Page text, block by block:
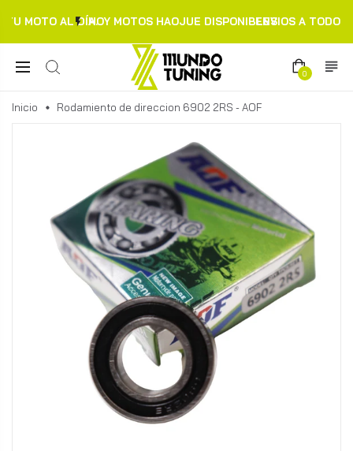
TU MOTO AL DÍA.HOY MOTOS HAOJUE DISPONIBLESENVIOS A TODO
0
Inicio Rodamiento de direccion 6902 2RS - AOF